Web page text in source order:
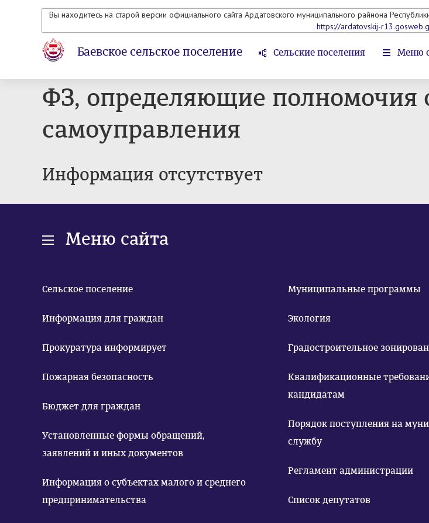
Вы находитесь на старой версии официального сайта Ардатовского муниципального райнона
https://ardatovskij-
Баевское сельское поселение Сельские поселения Меню
ФЗ, определяющие полномочия
самоуправления
Информация отсутствует
Меню сайта
Сельское поселение
Информация для граждан
Прокуратура информирует
Пожарная безопасность
Бюджет для граждан
Установленные формы обращений,
заявлений и иных документов
Информация о субъектах малого и среднего
предпринимательства
Муниципальные программы
Экология
Градостроительное
Квалификационные
кандидатам
Порядок поступления на
службу
Регламент администрации
Список депутатов